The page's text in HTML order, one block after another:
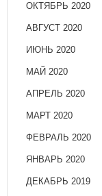
ОКТЯБРЬ 2020
АВГУСТ 2020
ИЮНЬ 2020
МАЙ 2020
АПРЕЛЬ 2020
МАРТ 2020
ФЕВРАЛЬ 2020
ЯНВАРЬ 2020
ДЕКАБРЬ 2019